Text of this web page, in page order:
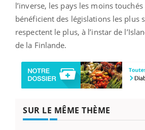
l’inverse, les pays les moins
bénéficient des législations les plus
respectent le plus, à l’instar de
de la Finlande.
SUR LE MÊME THÈME